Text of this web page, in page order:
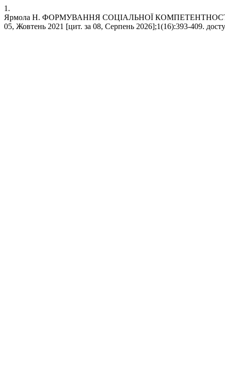
1.
Ярмола Н. ФОРМУВАННЯ СОЦІАЛЬНОЇ
05, Жовтень 2021 [цит. за 08, Серпень 2026];1(16):393-409.